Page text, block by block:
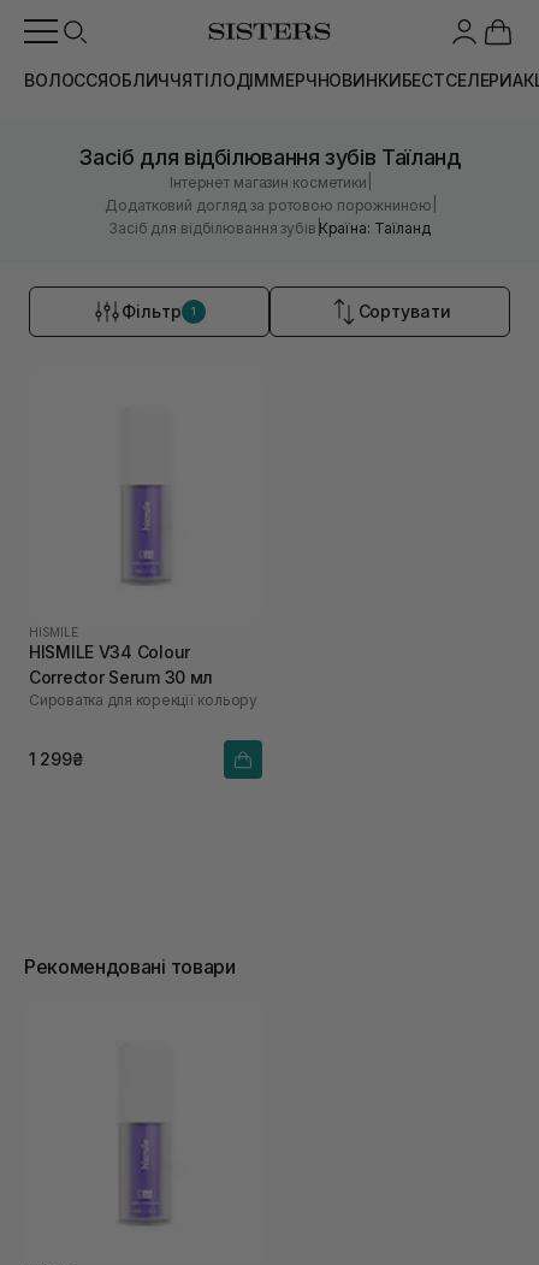
ВОЛОССЯОБЛИЧЧЯТІЛОДІММЕРЧНОВИНКИБЕСТСЕЛЕРИ
Засіб для відбілювання зубів Таїланд
Інтернет магазин косметики
Додатковий догляд за ротовою порожниною
Засіб для відбілювання зубів |Країна: Таїланд
Фільтр 1 Сортувати
HISMILE
HISMILE V34 Colour
Corrector Serum 30 мл
Сироватка для корекції кольору
1 299₴
Рекомендовані товари